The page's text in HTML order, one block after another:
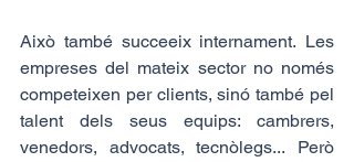
Això també succeeix internament. Les
empreses del mateix sector no només
competeixen per clients, sinó també pel
talent dels seus equips: cambrers,
venedors, advocats, tecnòlegs... Però